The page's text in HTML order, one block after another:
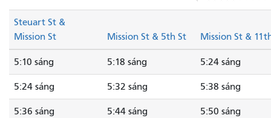
Steuart St &
Mission St
Mission St & 5th St Mission St &
5:10 sáng 5:18 sáng 5:24 sáng
5:24 sáng 5:32 sáng 5:38 sáng
5:36 sáng 5:44 sáng 5:50 sáng